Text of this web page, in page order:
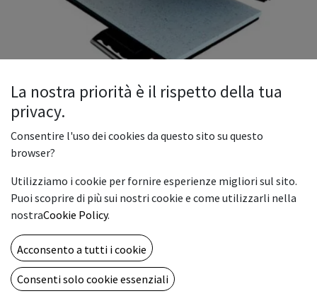
Termopressa Mod. Rav 60x100
La termopressa Mod. "Rav 60x100" è una pressa
nel suo genere.
Essa è dotata di comandi per regolare la temperatura e timer
digitale con allarme acustico.
La macchina si presenta solida, con una struttura robusta e
sicura e un design semplice e moderno.
Il piatto superiore è riscaldante, mentre quello inferiore è
estraibile; questo facilita il posizionamento dell'indumenti
La nostra priorità è il rispetto della tua
privacy.
Consentire l'uso dei cookies da questo sito su questo
browser?
Utilizziamo i cookie per fornire esperienze migliori sul sito.
Puoi scoprire di più sui nostri cookie e come utilizzarli nella
nostraCookie Policy.
Acconsento a tutti i cookie
Consenti solo cookie essenziali